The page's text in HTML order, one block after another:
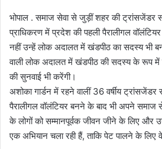
भोपाल . समाज सेवा से जुड़ीं शहर की ट्रांसजेंडर
प्राधिकरण में प्रदेश की पहली पैरालीगल वॉलंटियर
नहीं उन्हें लोक अदालत में खंडपीठ का सदस्य भी
वाली लोक अदालत में खंडपीठ की सदस्य के रूप
की सुनवाई भी करेंगी।
अशोका गार्डन में रहने वालीं 36 वर्षीय ट्रांसजेंडर
पैरालीगल वॉलंटियर बनने के बाद भी अपने
के लोगों को सम्मानपूर्वक जीवन जीने के लिए और
एक अभियान चला रही हैं, ताकि पेट पालने के लिए